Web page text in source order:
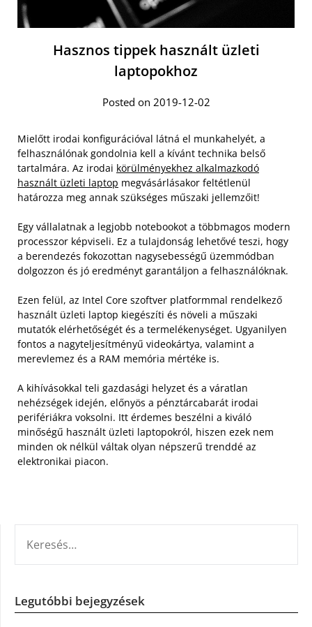
Hasznos tippek használt üzleti
laptopokhoz
Posted on 2019-12-02
Mielőtt irodai konfigurációval látná el munkahelyét, a
felhasználónak gondolnia kell a kívánt technika belső
tartalmára. Az irodai körülményekhez alkalmazkodó
használt üzleti laptop megvásárlásakor feltétlenül
határozza meg annak szükséges műszaki jellemzőit!
Egy vállalatnak a legjobb notebookot a többmagos modern
processzor képviseli. Ez a tulajdonság lehetővé teszi, hogy
a berendezés fokozottan nagysebességű üzemmódban
dolgozzon és jó eredményt garantáljon a felhasználóknak.
Ezen felül, az Intel Core szoftver platformmal rendelkező
használt üzleti laptop kiegészíti és növeli a műszaki
mutatók elérhetőségét és a termelékenységet. Ugyanilyen
fontos a nagyteljesítményű videokártya, valamint a
merevlemez és a RAM memória mértéke is.
A kihívásokkal teli gazdasági helyzet és a váratlan
nehézségek idején, előnyös a pénztárcabarát irodai
perifériákra voksolni. Itt érdemes beszélni a kiváló
minőségű használt üzleti laptopokról, hiszen ezek nem
minden ok nélkül váltak olyan népszerű trenddé az
elektronikai piacon.
Legutóbbi bejegyzések